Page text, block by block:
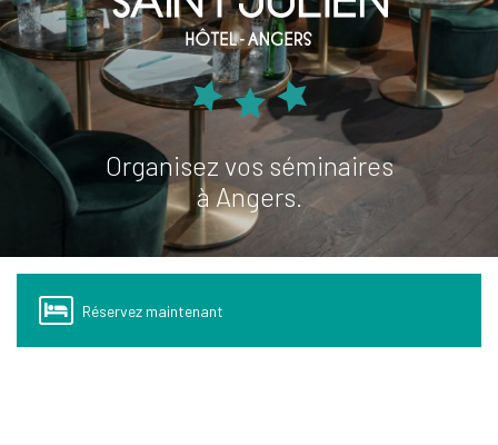
Organisez vos séminaires
à Angers.
Réservez maintenant